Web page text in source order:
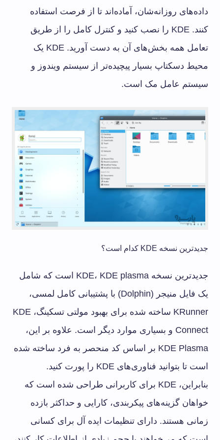
داده‌های روزانه‌شان، آماده‌اند تا از فرصت استفاده
کنند. KDE را نصب کنید و کنترل کامل را از طریق
تعامل همه بخش‌های آن به دست آورید. KDE یک
محیط دسکتاپ بسیار پیچیده‌تر از سیستم ویندوز و
سیستم عامل مک است.
جدیدترین نسخه KDE کدام است؟
جدیدترین نسخه KDE، KDE plasma است که شامل
یک فایل منیجر (Dolphin) با پشتیبانی کامل لمسی،
KRunner ساخته شده برای بهبود مولتی تسکینگ، KDE
Connect و بسیاری موارد دیگر است. علاوه بر این،
KDE Plasma بر اساس کد منحصر به فرد ساخته شده
است تا بتوانید فناوری‌های KDE را پورت کنید.
بنابراین، KDE برای کاربرانی طراحی شده است که
خواهان گزینه‌های پیکربندی، کارایی و حداکثر بازده
زمانی هستند. دارای تنظیمات ایده آل برای کسانی